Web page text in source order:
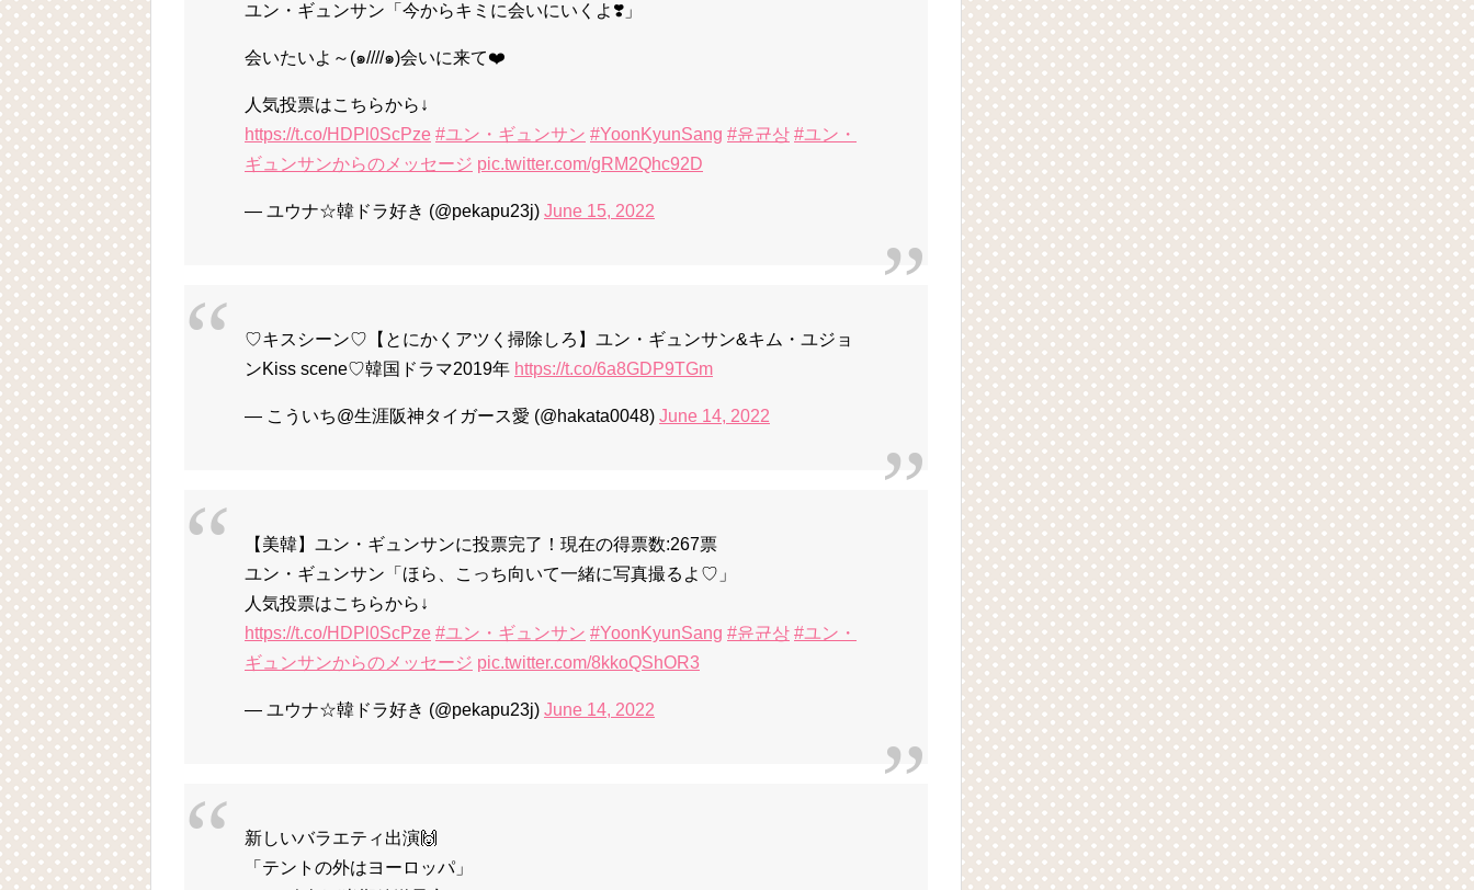
ユン・ギュンサン「今からキミに会いにいくよ❣️」
会いたいよ～(๑////๑)会いに来て❤️
人気投票はこちらから↓
https://t.co/HDPl0ScPze #ユン・ギュンサン #YoonKyunSang #윤균상 #ユン・
ギュンサンからのメッセージ pic.twitter.com/gRM2Qhc92D
— ユウナ☆韓ドラ好き (@pekapu23j) June 15, 2022
♡キスシーン♡【とにかくアツく掃除しろ】ユン・ギュンサン&キム・ユジョ
ンKiss scene♡韓国ドラマ2019年 https://t.co/6a8GDP9TGm
— こういち@生涯阪神タイガース愛 (@hakata0048) June 14, 2022
【美韓】ユン・ギュンサンに投票完了！現在の得票数:267票
ユン・ギュンサン「ほら、こっち向いて一緒に写真撮るよ♡」
人気投票はこちらから↓
https://t.co/HDPl0ScPze #ユン・ギュンサン #YoonKyunSang #윤균상 #ユン・
ギュンサンからのメッセージ pic.twitter.com/8kkoQShOR3
— ユウナ☆韓ドラ好き (@pekapu23j) June 14, 2022
新しいバラエティ出演🙌
「テントの外はヨーロッパ」